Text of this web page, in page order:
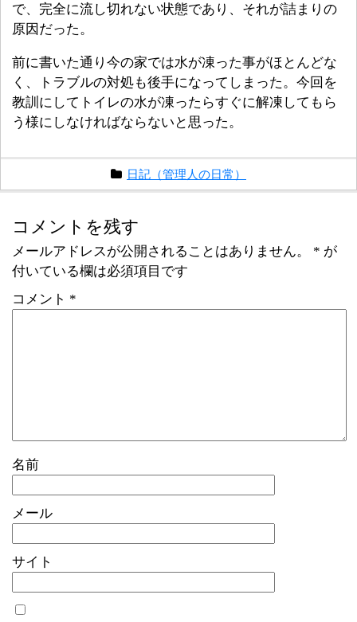
で、完全に流し切れない状態であり、それが詰まりの
原因だった。
前に書いた通り今の家では水が凍った事がほとんどな
く、トラブルの対処も後手になってしまった。今回を
教訓にしてトイレの水が凍ったらすぐに解凍してもら
う様にしなければならないと思った。
日記（管理人の日常）
コメントを残す
メールアドレスが公開されることはありません。 * が
付いている欄は必須項目です
コメント *
名前
メール
サイト